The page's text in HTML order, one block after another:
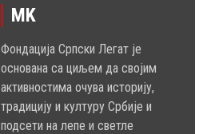
MK
Фондација Српски Легат је
основана са циљем да својим
активностима очува историју,
традицију и културу Србије и
подсети на лепе и светле